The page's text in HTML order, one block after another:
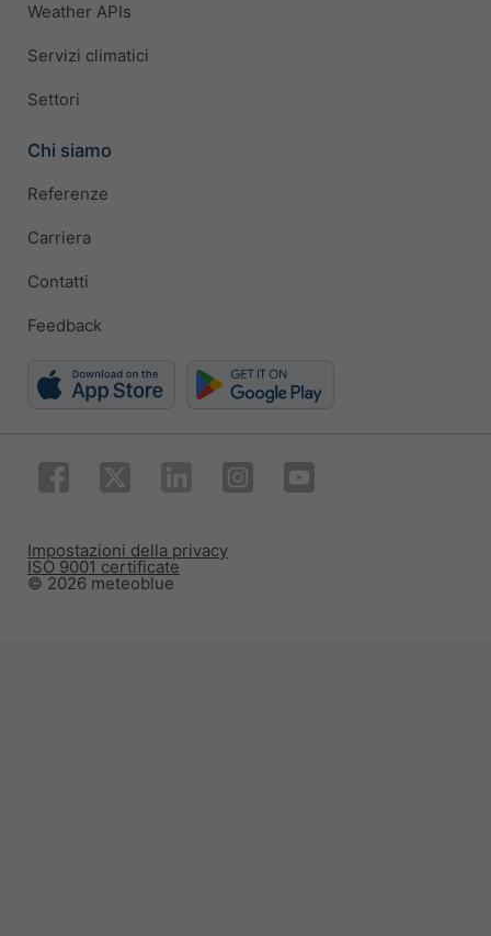
Weather APIs
Servizi climatici
Settori
Chi siamo
Referenze
Carriera
Contatti
Feedback
© 2026 meteoblue
ISO 9001 certificate
Impostazioni della privacy